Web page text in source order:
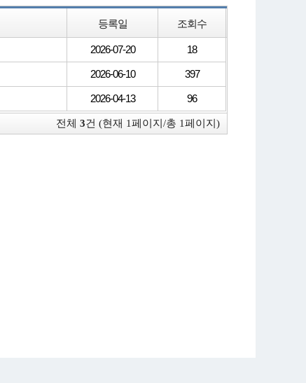
등록일 조회수
2026-07-20 18
2026-06-10 397
2026-04-13 96
전체 3건 (현재 1페이지/총 1페이지)